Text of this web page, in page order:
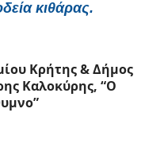
κιθάρας.
Κρήτης & Δήμος
Καλοκύρης, “Ο